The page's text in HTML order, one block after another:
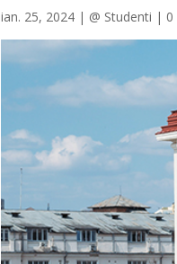
ian. 25, 2024 | @ Studenti |